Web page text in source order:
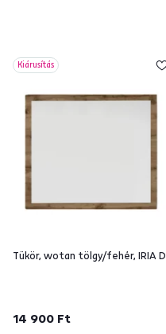
Kiárusítás
Tükör, wotan tölgy/fehér, IRIA D
14 900 Ft